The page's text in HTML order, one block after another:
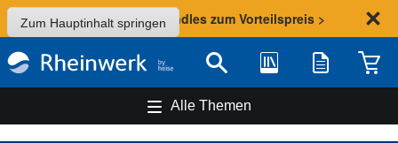
Zum Hauptinhalt springen
Sommer-Aktion: Bundles zum Vorteilspreis >
Suche Bibliothek Merkliste
Alle Themen